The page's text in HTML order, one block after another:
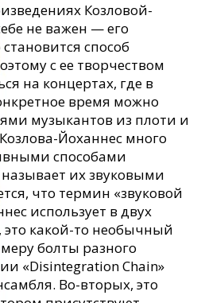
Козловой-
не важен — его
способ
с ее творчеством
на концертах, где в
время можно
музыкантов из плоти и
Йоханнес много
способами
их звуковыми
что термин «звуковой
использует в двух
какой-то необычный
болты разного
«Disintegration Chain»
Во-вторых, это